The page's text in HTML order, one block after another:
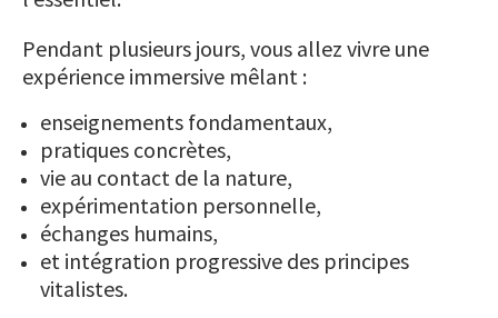
Pendant plusieurs jours, vous allez vivre une
expérience immersive mêlant :
enseignements fondamentaux,
pratiques concrètes,
vie au contact de la nature,
expérimentation personnelle,
échanges humains,
et intégration progressive des principes
vitalistes.